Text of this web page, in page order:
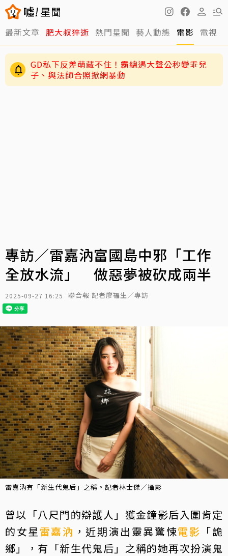
最新文章 肥大叔猝逝 熱門星聞 藝人動態 電影 電視
周渝民護女超狂！放話未來女婿千萬聘金才行
專訪／雷嘉汭富國島中邪「工作
全放水流」 做惡夢被砍成兩半
2025-09-27 16:25 聯合報 記者廖福生／專訪
雷嘉汭有「新生代鬼后」之稱。記者林士傑／攝影
曾以「八尺門的辯護人」獲金鐘影后入圍肯定
的女星 雷嘉汭 ，近期演出靈異驚悚電影 「詭
鄉」，有「新生代鬼后」之稱的她再次扮演鬼